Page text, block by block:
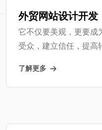
外贸网站设计开发
它不仅要美观，更要成
受众，建立信任，提高
了解更多